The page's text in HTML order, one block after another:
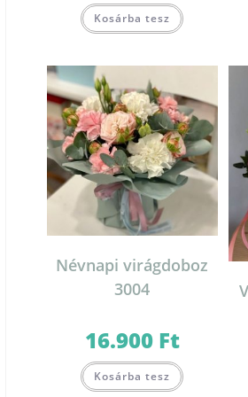
23.000 Ft
Kosárba tesz a
van.
változatok
a
ki
Névnapi virágdoboz
3004
16.900 Ft
Kosárba tesz a